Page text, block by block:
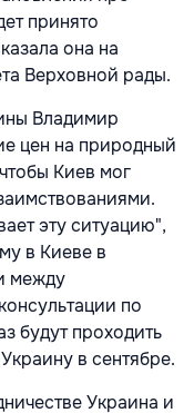
принято
она на
Верховной рады.
Владимир
цен на природный
Киев мог
эту ситуацию",
в Киеве в
между
по
будут проходить
в сентябре.
Украина и